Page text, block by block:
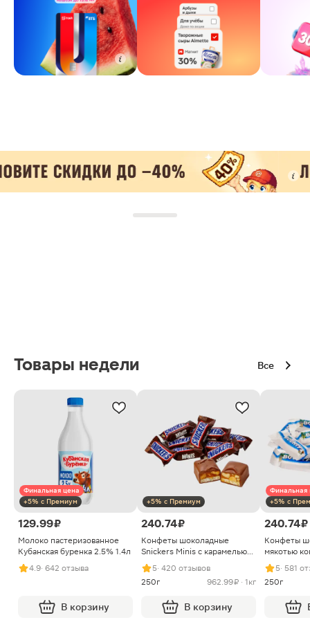
Товары недели Все
Финальная цена
+5% с Премиум
129.99 ₽
Молоко пастеризованное
Кубанская буренка 2.5% 1.4л
4.9· 642 отзыва
В корзину
+5% с Премиум
240.74 ₽
Конфеты шоколадные
Snickers Minis с карамелью
арахисом и нугой
5· 420 отзывов
250г
962.99 ₽ · 1кг
В корзину
Финальная
+5% с
240.74 ₽
Конфеты
мякотью
5· 581
250г